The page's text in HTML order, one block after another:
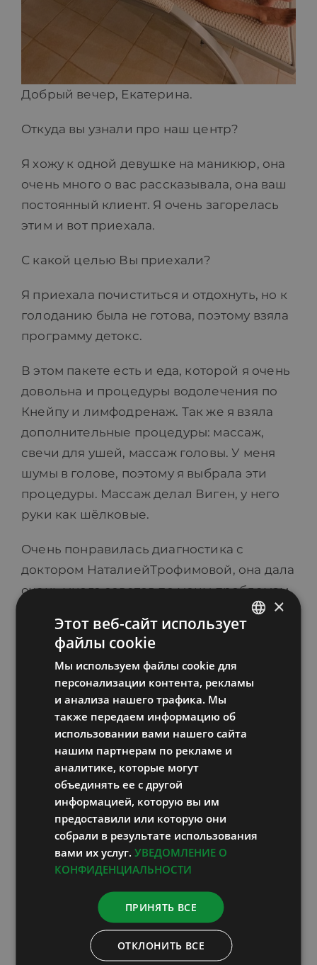
Добрый вечер, Екатерина.
Откуда вы узнали про наш центр?
Я хожу к одной девушке на маникюр, она
очень много о вас рассказывала, она ваш
постоянный клиент. Я очень загорелась
этим и вот приехала.
С какой целью Вы приехали?
Я приехала почиститься и отдохнуть, но к
голоданию была не готова, поэтому взяла
программу детокс.
В этом пакете есть и еда, которой я очень
довольна и процедуры водолечения по
Кнейпу и лимфодренаж. Так же я взяла
дополнительные процедуры: массаж,
свечи для ушей, массаж головы. У меня
шумы в голове, поэтому я выбрала эти
процедуры. Массаж делал Виген, у него
руки как шёлковые.
Очень понравилась диагностика с
доктором НаталиейТрофимовой, она дала
очень много советов по моим проблемам.
Обязательно буду рекомендовать вас
всем моим друзьям и знакомым и думаю,
что в скором времени повторю курс.
Истории наших гостей
Поиск
Search
Новости (223)
Истории наших гостей (101)
RUSSIAN
LATVIAN
×
Этот веб-сайт использует
файлы cookie
Мы используем файлы cookie для
персонализации контента, рекламы
и анализа нашего трафика. Мы
также передаем информацию об
использовании вами нашего сайта
нашим партнерам по рекламе и
аналитике, которые могут
объединять ее с другой
информацией, которую вы им
предоставили или которую они
собрали в результате использования
вами их услуг. УВЕДОМЛЕНИЕ О
КОНФИДЕНЦИАЛЬНОСТИ
ПРИНЯТЬ ВСЕ
ОТКЛОНИТЬ ВСЕ